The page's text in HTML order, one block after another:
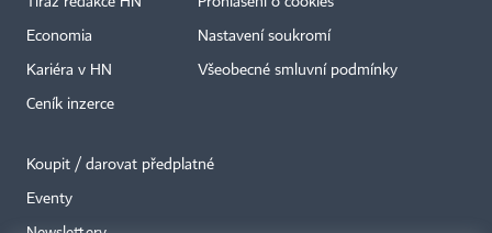
Economia
Kariéra v HN
Ceník inzerce
Nastavení soukromí
Všeobecné smluvní podmínky
Koupit / darovat předplatné
Eventy